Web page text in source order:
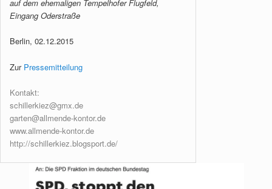
auf dem ehemaligen Tempelhofer Flugfeld,
Eingang Oderstraße
Berlin, 02.12.2015
Zur Pressemitteilung
Kontakt:
schillerkiez@gmx.de
garten@allmende-kontor.de
www.allmende-kontor.de
http://schillerkiez.blogsport.de/